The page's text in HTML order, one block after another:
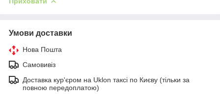
Умови доставки
Нова Пошта
Самовивіз
Доставка кур'єром на Uklon таксі по Києву (тільки за
повною передоплатою)